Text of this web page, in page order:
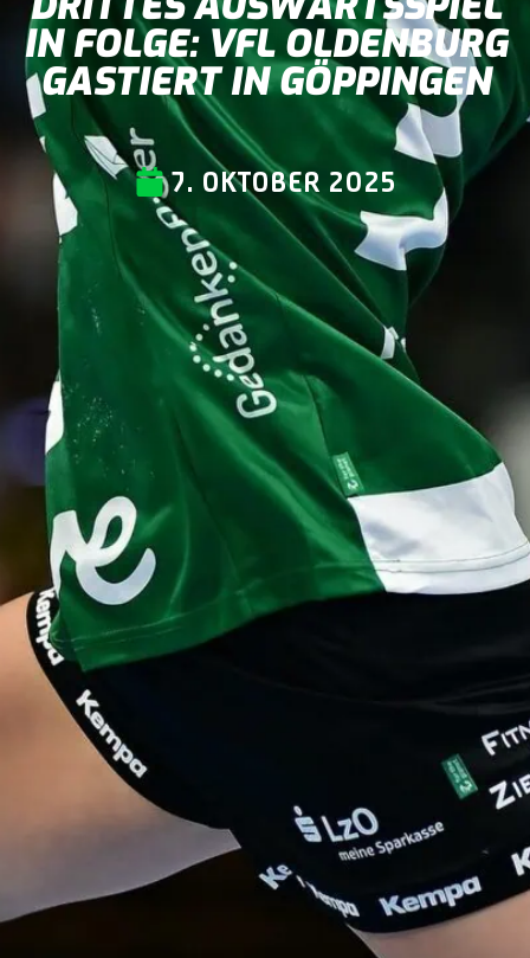
IN FOLGE: VFL OLDENBURG
GASTIERT IN GÖPPINGEN
7. OKTOBER 2025